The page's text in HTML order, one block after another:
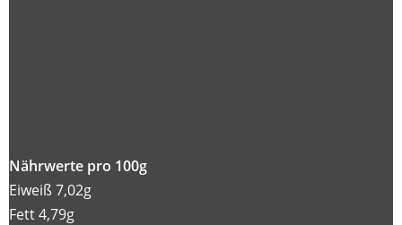
Nährwerte pro 100g
Eiweiß 7,02g
Fett 4,79g